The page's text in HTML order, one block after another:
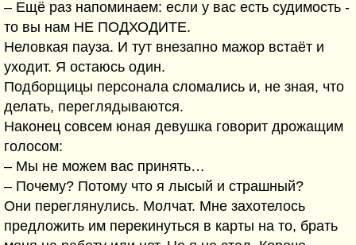
– Ещё раз напоминаем: если у вас есть судимость -
то вы нам НЕ ПОДХОДИТЕ.
Неловкая пауза. И тут внезапно мажор встаёт и
уходит. Я остаюсь один.
Подборщицы персонала сломались и, не зная, что
делать, переглядываются.
Наконец совсем юная девушка говорит дрожащим
голосом:
– Мы не можем вас принять…
– Почему? Потому что я лысый и страшный?
Они переглянулись. Молчат. Мне захотелось
предложить им перекинуться в карты на то, брать